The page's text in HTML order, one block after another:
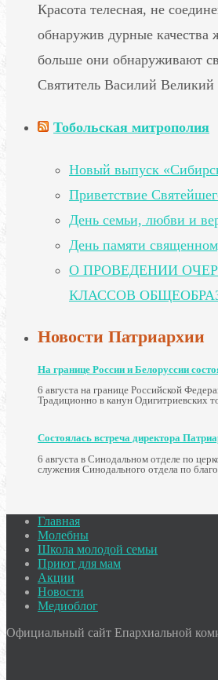
Красота телесная, не
обнаружив дурные
больше они обнаруживают
Святитель Василий Великий
Тобольская митрополия
Новый выпуск
Приветствие
День семьи, любви и
День памяти
О ПРОВЕДЕНИИ
КЛАССОВ
Новости Патриархии
На границе России и Белоруссии
6 августа на границе Российской
Традиционно в канун Одигитриевских
Состоялась встреча директора
6 августа в Синодальном отделе по
служения Синодального отдела по
Главная
Молебны
Школа молодой семьи
Приют для мам
Акции
Новости
Медиоблог
Официальный сайт Епархиальной